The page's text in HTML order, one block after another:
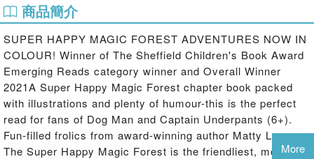
商品簡介
SUPER HAPPY MAGIC FOREST ADVENTURES NOW IN
COLOUR! Winner of The Sheffield Children's Book Award
Emerging Reads category winner and Overall Winner
2021A Super Happy Magic Forest chapter book packed
with illustrations and plenty of humour-this is the perfect
read for fans of Dog Man and Captain Underpants (6+).
Fun-filled frolics from award-winning author Matty Long.
The Super Happy Magic Forest is the friendliest, mostMore